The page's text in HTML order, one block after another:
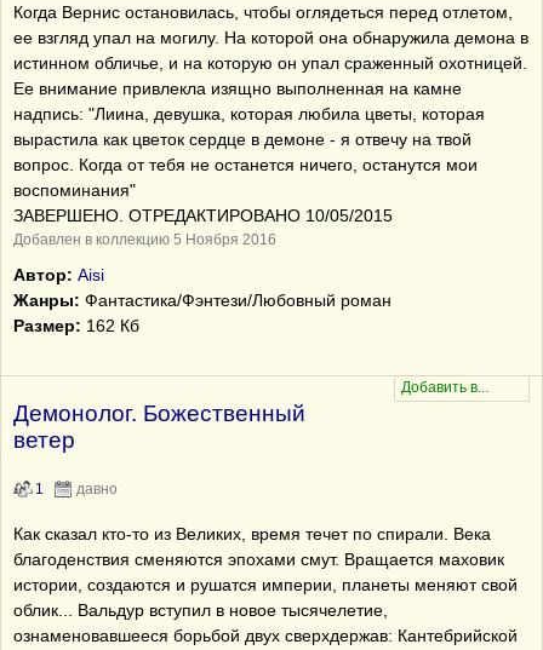
Когда Вернис остановилась, чтобы оглядеться перед отлетом,
ее взгляд упал на могилу. На которой она обнаружила демона в
истинном обличье, и на которую он упал сраженный охотницей.
Ее внимание привлекла изящно выполненная на камне
надпись: "Лиина, девушка, которая любила цветы, которая
вырастила как цветок сердце в демоне - я отвечу на твой
вопрос. Когда от тебя не останется ничего, останутся мои
воспоминания"
ЗАВЕРШЕНО. ОТРЕДАКТИРОВАНО 10/05/2015
Добавлен в коллекцию 5 Ноября 2016
Автор: Aisi
Жанры: Фантастика/Фэнтези/Любовный роман
Размер: 162 Кб
Демонолог. Божественный
ветер
1 давно
Как сказал кто-то из Великих, время течет по спирали. Века
благоденствия сменяются эпохами смут. Вращается маховик
истории, создаются и рушатся империи, планеты меняют свой
облик... Вальдур вступил в новое тысячелетие,
ознаменовавшееся борьбой двух сверхдержав: Кантебрийской